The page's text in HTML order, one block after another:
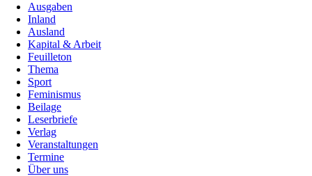
Ausgaben
Inland
Ausland
Kapital & Arbeit
Feuilleton
Thema
Sport
Feminismus
Beilage
Leserbriefe
Verlag
Veranstaltungen
Termine
Über uns